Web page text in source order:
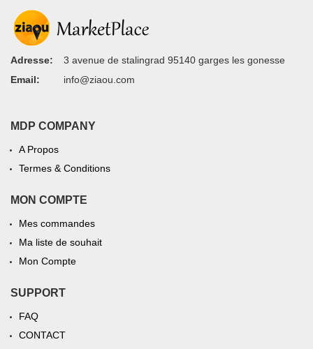
Adresse:
3 avenue de stalingrad 95140 garges les gonesse
Email:
info@ziaou.com
MDP COMPANY
A Propos
Termes & Conditions
MON COMPTE
Mes commandes
Ma liste de souhait
Mon Compte
SUPPORT
FAQ
CONTACT